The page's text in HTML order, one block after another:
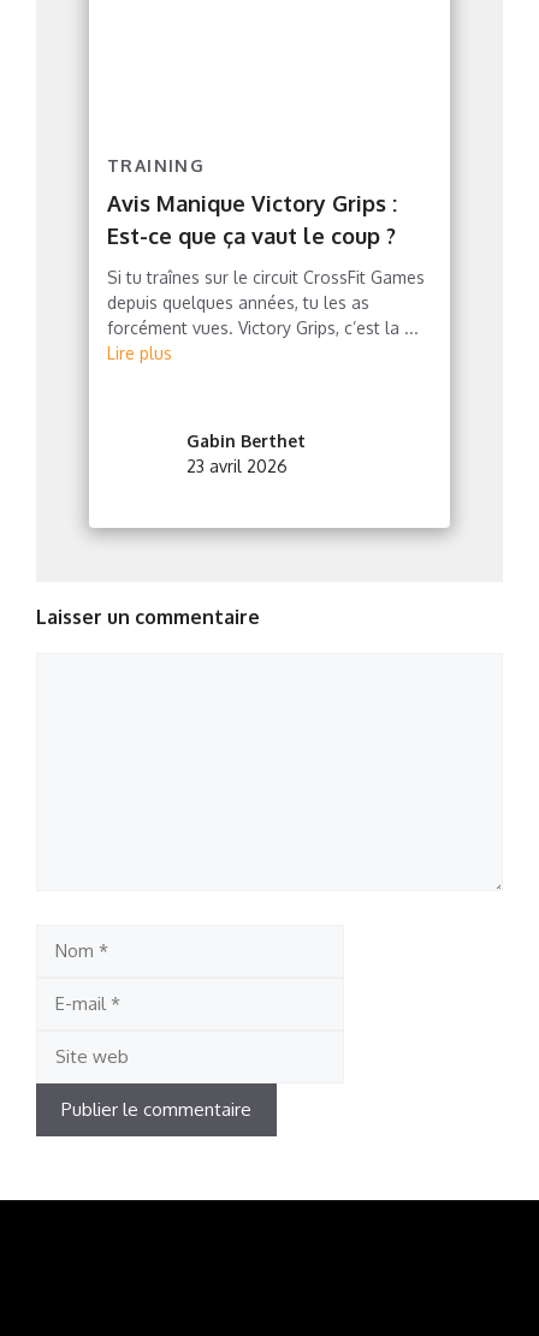
TRAINING
Avis Manique Victory Grips :
Est-ce que ça vaut le coup ?
Si tu traînes sur le circuit CrossFit Games
depuis quelques années, tu les as
forcément vues. Victory Grips, c’est la ...
Lire plus
Gabin Berthet
23 avril 2026
Laisser un commentaire